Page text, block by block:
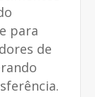
para
de